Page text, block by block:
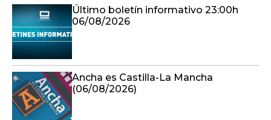
Último boletín informativo 23:00h
06/08/2026
Ancha es Castilla-La Mancha
(06/08/2026)